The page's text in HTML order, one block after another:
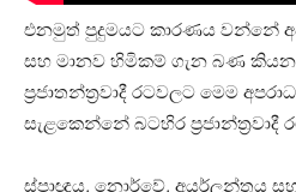
එනමුත් පුදුමයට කාරණය වන්නේ
සහ මානව හිමිකම් ගැන බණ
ප්‍රජාතන්ත්‍රවාදී රටවලට මෙම
සැළකෙන්නේ බටහිර ප්‍රජාන්ත්‍රවාදී
ස්පාඥය, නොර්වේ, අයර්ලන්තය